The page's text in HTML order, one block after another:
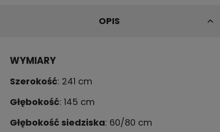
OPIS
WYMIARY
Szerokość: 241 cm
Głębokość: 145 cm
Głębokość siedziska: 60/80 cm